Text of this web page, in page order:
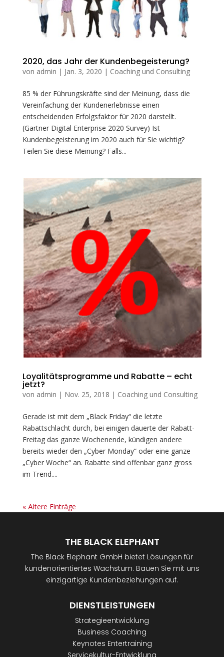
2020, das Jahr der Kundenbegeisterung?
von admin | Jan. 3, 2020 | Coaching und Consulting
85 % der Führungskräfte sind der Meinung, dass die
Vereinfachung der Kundenerlebnisse einen
entscheidenden Erfolgsfaktor für 2020 darstellt.
(Gartner Digital Enterprise 2020 Survey) Ist
Kundenbegeisterung im 2020 auch für Sie wichtig?
Teilen Sie diese Meinung? Falls...
Loyalitätsprogramme und Rabatte – echt
jetzt?
von admin | Nov. 25, 2018 | Coaching und Consulting
Gerade ist mit dem „Black Friday“ die letzte
Rabattschlacht durch, bei einigen dauerte der Rabatt-
Freitag das ganze Wochenende, kündigen andere
bereits wieder den „Cyber Monday“ oder eine ganze
„Cyber Woche“ an. Rabatte sind offenbar ganz gross
im Trend....
« Ältere Einträge
THE BLACK ELEPHANT
The Black Elephant GmbH bietet Lösungen für
kundenorientiertes Wachstum. Bauen Sie mit uns
einzigartige Kundenbeziehungen auf.
DIENSTLEISTUNGEN
Strategieentwicklung
Business Coaching
Keynotes Entertraining
Servicekultur-Entwicklung